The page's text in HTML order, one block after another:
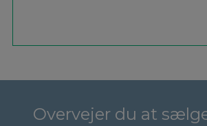
Overvejer du at